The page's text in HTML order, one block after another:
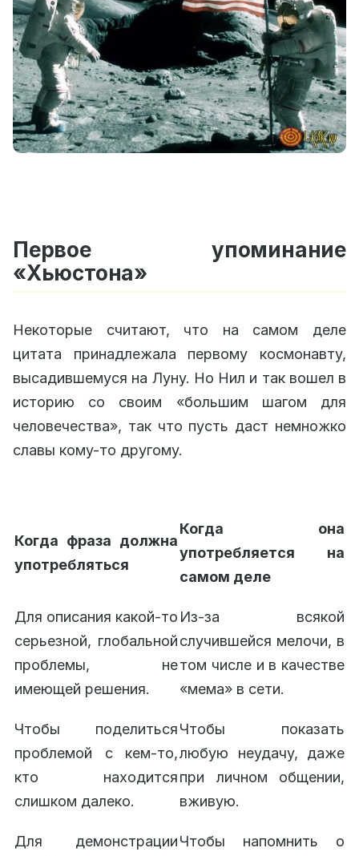
Первое упоминание
«Хьюстона»
Некоторые считают, что на самом деле
цитата принадлежала первому космонавту,
высадившемуся на Луну. Но Нил и так вошел в
историю со своим «большим шагом для
человечества», так что пусть даст немножко
славы кому-то другому.
Когда фраза должна
употребляться
Когда она
употребляется на
самом деле
Для описания какой-то
серьезной, глобальной
проблемы, не
имеющей решения.
Из-за всякой
случившейся мелочи, в
том числе и в качестве
«мема» в сети.
Чтобы поделиться
проблемой с кем-то,
кто находится
слишком далеко.
Чтобы показать
любую неудачу, даже
при личном общении,
вживую.
Для демонстрацииЧтобы напомнить о